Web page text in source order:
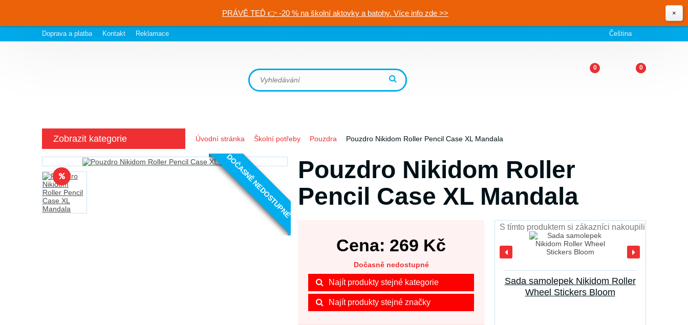
PRÁVĚ TEĎ 👉 -20 % na školní aktovky a batohy. Více info zde >> ×
Doprava a platba Kontakt Reklamace Čeština
0 0
Zobrazit kategorie Úvodní stránka Školní potřeby Pouzdra Pouzdro Nikidom Roller Pencil Case XL Mandala
DOČASNĚ NEDOSTUPNÉ Pouzdro Nikidom Roller
Pencil Case XL Mandala
Cena: 269 Kč
Dočasně nedostupné
Najít produkty stejné kategorie
Najít produkty stejné značky
S tímto produktem si zákazníci nakoupili
Sada samolepek Nikidom Roller
Wheel Stickers Bloom